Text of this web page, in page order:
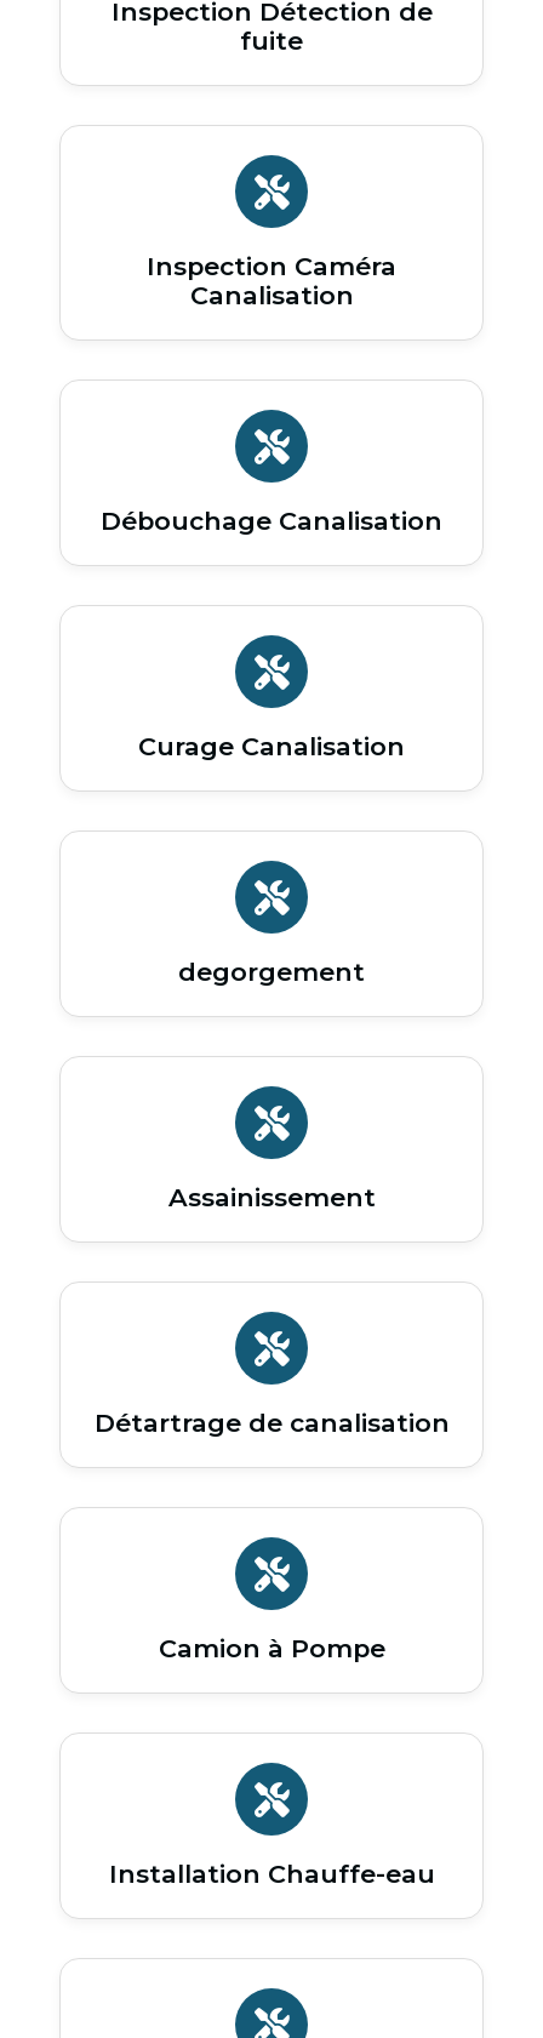
Inspection Détection de
fuite
Inspection Caméra
Canalisation
Débouchage Canalisation
Curage Canalisation
degorgement
Assainissement
Détartrage de canalisation
Camion à Pompe
Installation Chauffe-eau